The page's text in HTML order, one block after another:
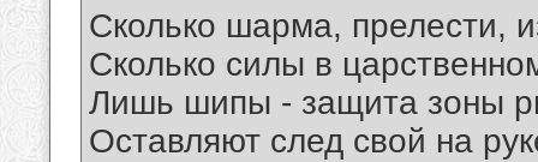
Сколько шарма, прелести,
Сколько силы в
Лишь шипы - защита зоны
Оставляют след свой на